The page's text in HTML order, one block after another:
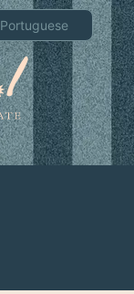
Portuguese
English
Spanish
Chinese
Arabic